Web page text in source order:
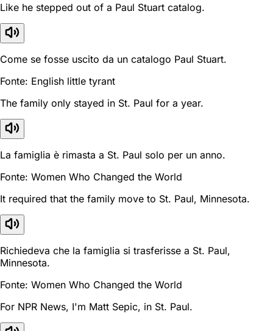
Like he stepped out of a Paul Stuart catalog.
Come se fosse uscito da un catalogo Paul Stuart.
Fonte: English little tyrant
The family only stayed in St. Paul for a year.
La famiglia è rimasta a St. Paul solo per un anno.
Fonte: Women Who Changed the World
It required that the family move to St. Paul, Minnesota.
Richiedeva che la famiglia si trasferisse a St. Paul,
Minnesota.
Fonte: Women Who Changed the World
For NPR News, I'm Matt Sepic, in St. Paul.